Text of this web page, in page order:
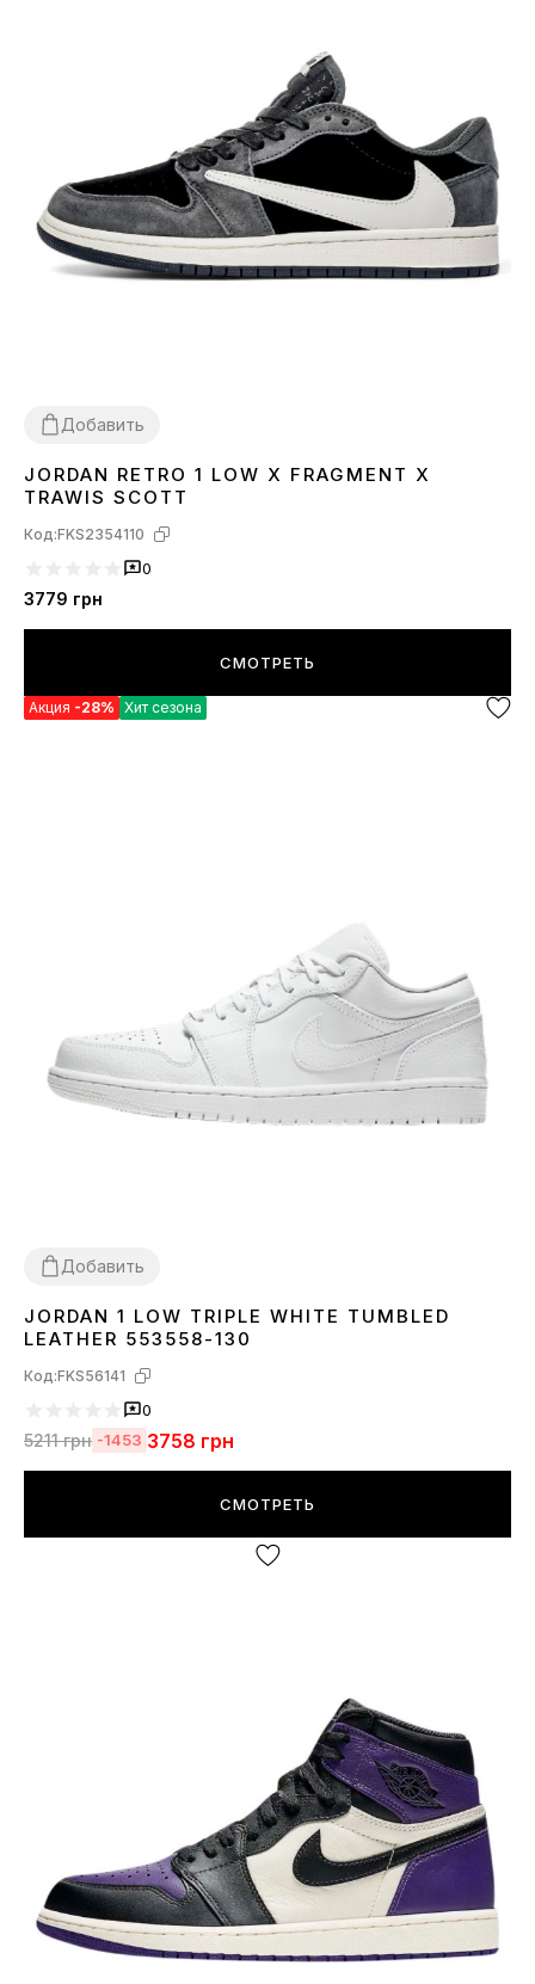
Добавить
40414243 44
JORDAN RETRO 1 LOW X FRAGMENT X
TRAWIS SCOTT
Код:FKS2354110
0
3779 грн
СМОТРЕТЬ
Акция -28% Хит сезона
Добавить
37384041
JORDAN 1 LOW TRIPLE WHITE TUMBLED
LEATHER 553558-130
Код:FKS56141
0
5211грн -1453 3758 грн
СМОТРЕТЬ